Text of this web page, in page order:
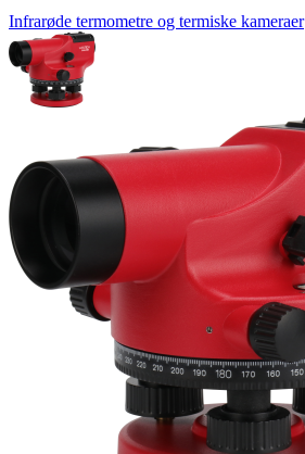
Infrarøde termometre og termiske kameraer